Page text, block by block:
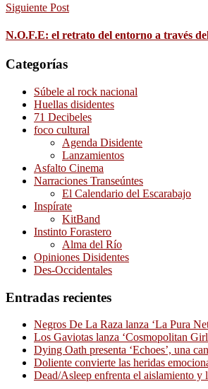
Siguiente Post
N.O.F.E: el retrato del entorno a través
Categorías
Súbele al rock nacional
Huellas disidentes
71 Decibeles
foco cultural
Agenda Disidente
Lanzamientos
Asfalto Cinema
Narraciones Transeúntes
El Calendario del Escarabajo
Inspírate
KitBand
Instinto Forastero
Alma del Río
Opiniones Disidentes
Des-Occidentales
Entradas recientes
Negros De La Raza lanza ‘La Pura
Los Gaviotas lanza ‘Cosmopolitan
Dying Oath presenta ‘Echoes’, una
Doliente convierte las heridas
Dead/Asleep enfrenta el aislamiento y